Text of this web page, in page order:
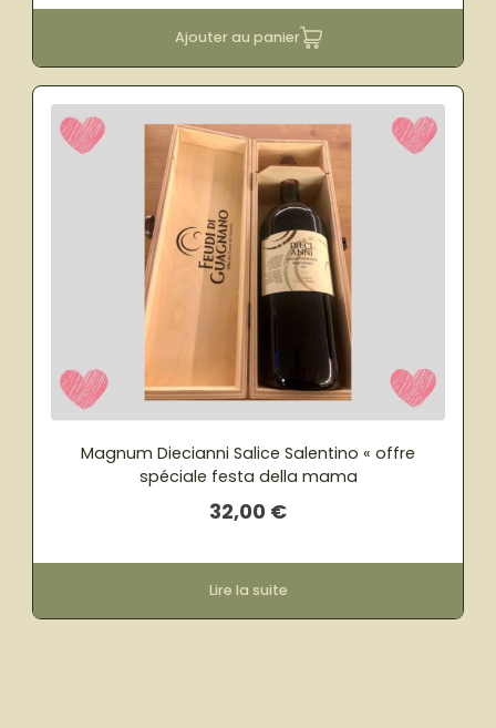
Ajouter au panier
Magnum Diecianni Salice Salentino « offre
spéciale festa della mama
32,00 €
Lire la suite